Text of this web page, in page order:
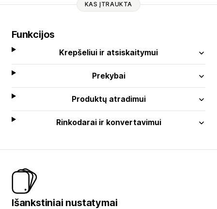
KAS ĮTRAUKTA
Funkcijos
Krepšeliui ir atsiskaitymui
Prekybai
Produktų atradimui
Rinkodarai ir konvertavimui
Išankstiniai nustatymai